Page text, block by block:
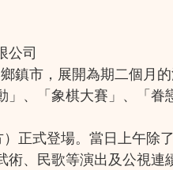
公司
鎮市，展開為期二個月
、「象棋大賽」、「眷
正式登場。當日上午除
、民歌等演出及公視連